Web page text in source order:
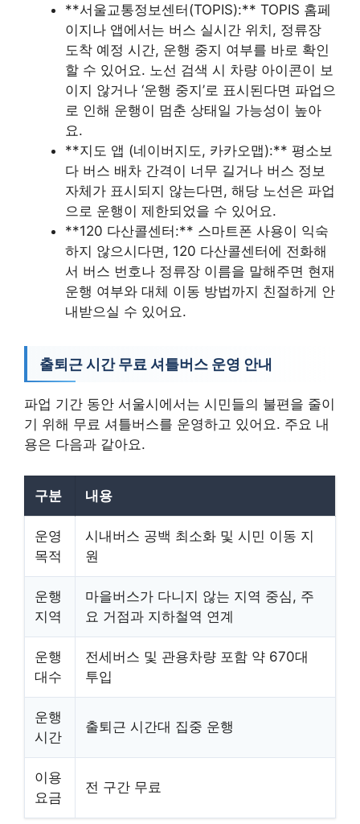
**서울교통정보센터(TOPIS):** TOPIS 홈페
이지나 앱에서는 버스 실시간 위치, 정류장
도착 예정 시간, 운행 중지 여부를 바로 확인
할 수 있어요. 노선 검색 시 차량 아이콘이 보
이지 않거나 ‘운행 중지’로 표시된다면 파업으
로 인해 운행이 멈춘 상태일 가능성이 높아
요.
**지도 앱 (네이버지도, 카카오맵):** 평소보
다 버스 배차 간격이 너무 길거나 버스 정보
자체가 표시되지 않는다면, 해당 노선은 파업
으로 운행이 제한되었을 수 있어요.
**120 다산콜센터:** 스마트폰 사용이 익숙
하지 않으시다면, 120 다산콜센터에 전화해
서 버스 번호나 정류장 이름을 말해주면 현재
운행 여부와 대체 이동 방법까지 친절하게 안
내받으실 수 있어요.
출퇴근 시간 무료 셔틀버스 운영 안내
파업 기간 동안 서울시에서는 시민들의 불편을 줄이
기 위해 무료 셔틀버스를 운영하고 있어요. 주요 내
용은 다음과 같아요.
구분 내용
운영
목적
시내버스 공백 최소화 및 시민 이동 지
원
운행
지역
마을버스가 다니지 않는 지역 중심, 주
요 거점과 지하철역 연계
운행
대수
전세버스 및 관용차량 포함 약 670대
투입
운행
시간
출퇴근 시간대 집중 운행
이용
요금
전 구간 무료